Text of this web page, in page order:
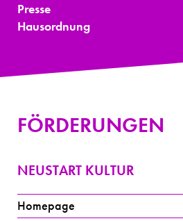
Presse
Hausordnung
FÖRDERUNGEN
NEUSTART KULTUR
Homepage